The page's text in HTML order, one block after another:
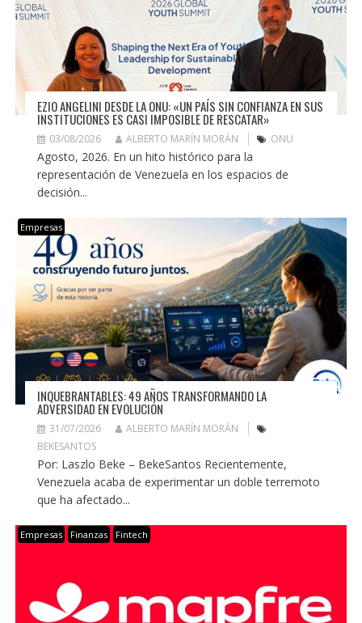
EZIO ANGELINI DESDE LA ONU: «UN PAÍS SIN CONFIANZA EN SUS
INSTITUCIONES ES CASI IMPOSIBLE DE RESCATAR»
03/08/2026 ALBERTO MARÍN MORÁN ONU
Agosto, 2026. En un hito histórico para la
representación de Venezuela en los espacios de
decisión...
Empresas
INQUEBRANTABLES: 49 AÑOS TRANSFORMANDO LA
ADVERSIDAD EN EVOLUCIÓN
31/07/2026
ALBERTO MARÍN MORÁN
BEKESANTOS
Por: Laszlo Beke – BekeSantos Recientemente,
Venezuela acaba de experimentar un doble terremoto
que ha afectado...
Empresas Finanzas Fintech